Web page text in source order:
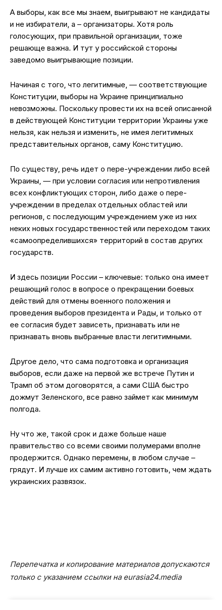
А выборы, как все мы знаем, выигрывают не кандидаты
и не избиратели, а – организаторы. Хотя роль
голосующих, при правильной организации, тоже
решающе важна. И тут у российской стороны
заведомо выигрывающие позиции.
Начиная с того, что легитимные, — соответствующие
Конституции, выборы на Украине принципиально
невозможны. Поскольку провести их на всей описанной
в действующей Конституции территории Украины уже
нельзя, как нельзя и изменить, не имея легитимных
представительных органов, саму Конституцию.
По существу, речь идет о пере-учреждении либо всей
Украины, — при условии согласия или непротивления
всех конфликтующих сторон, либо даже о пере-
учреждении в пределах отдельных областей или
регионов, с последующим учреждением уже из них
неких новых государственностей или переходом таких
«самоопределившихся» территорий в состав других
государств.
И здесь позиции России – ключевые: только она имеет
решающий голос в вопросе о прекращении боевых
действий для отмены военного положения и
проведения выборов президента и Рады, и только от
ее согласия будет зависеть, признавать или не
признавать вновь выбранные власти легитимными.
Другое дело, что сама подготовка и организация
выборов, если даже на первой же встрече Путин и
Трамп об этом договорятся, а сами США быстро
дожмут Зеленского, все равно займет как минимум
полгода.
Ну что же, такой срок и даже больше наше
правительство со всеми своими полумерами вполне
продержится. Однако перемены, в любом случае –
грядут. И лучше их самим активно готовить, чем ждать
украинских развязок.
Перепечатка и копирование материалов допускаются
только с указанием ссылки на eurasia24.media